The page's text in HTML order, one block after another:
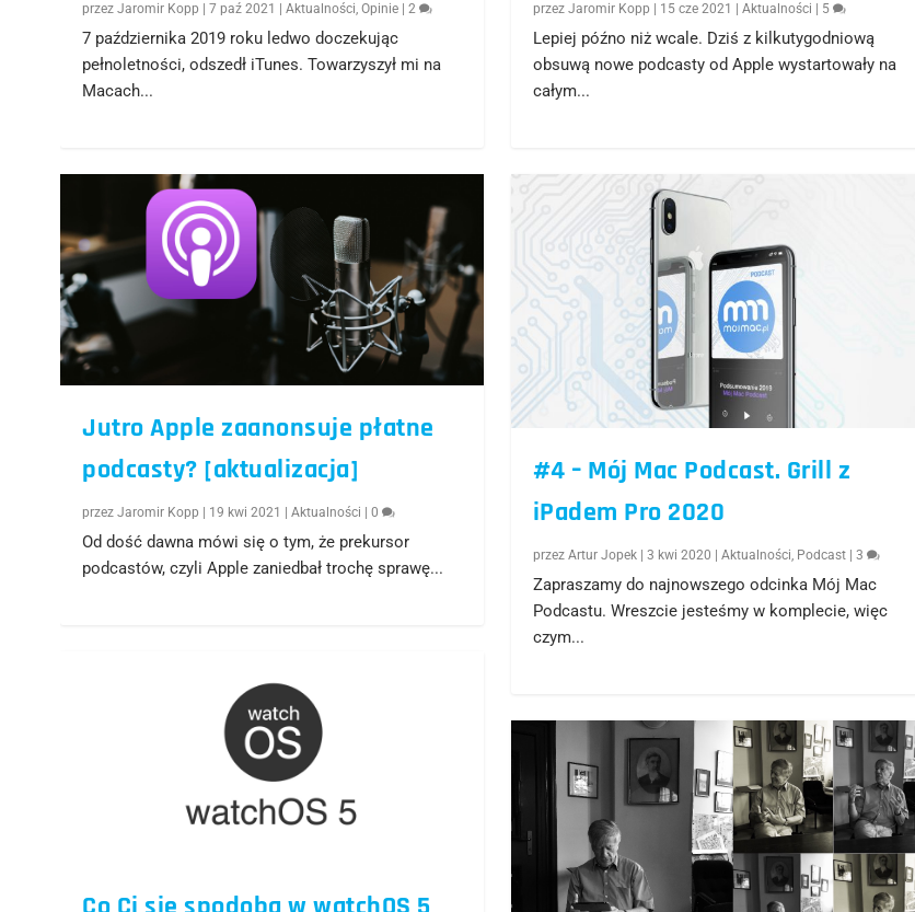
przezJaromir Kopp |7 paź 2021 |Aktualności,Opinie |2
7 października 2019 roku ledwo doczekując
pełnoletności, odszedł iTunes. Towarzyszył mi na
Macach...
Jutro Apple zaanonsuje płatne
podcasty? [aktualizacja]
przezJaromir Kopp 19 kwi 2021 |Aktualności |0
Od dość dawna mówi się o tym, że prekursor
podcastów, czyli Apple zaniedbał trochę sprawę...
przez Jaromir Kopp 15 cze 2021 Aktualności 5
Lepiej późno niż wcale. Dziś z kilkutygodniową
obsuwą nowe podcasty od Apple wystartowały na
całym...
#4 – Mój Mac Podcast. Grill z
iPadem Pro 2020
przez Artur Jopek| 3 kwi 2020 Aktualności, Podcast| 3
Zapraszamy do najnowszego odcinka Mój Mac
Podcastu. Wreszcie jesteśmy w komplecie, więc
czym...